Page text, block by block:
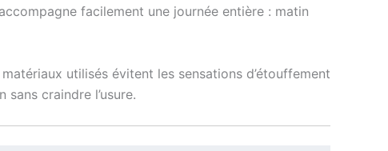
facilement une journée entière : matin
utilisés évitent les sensations d’étouffement
craindre l’usure.